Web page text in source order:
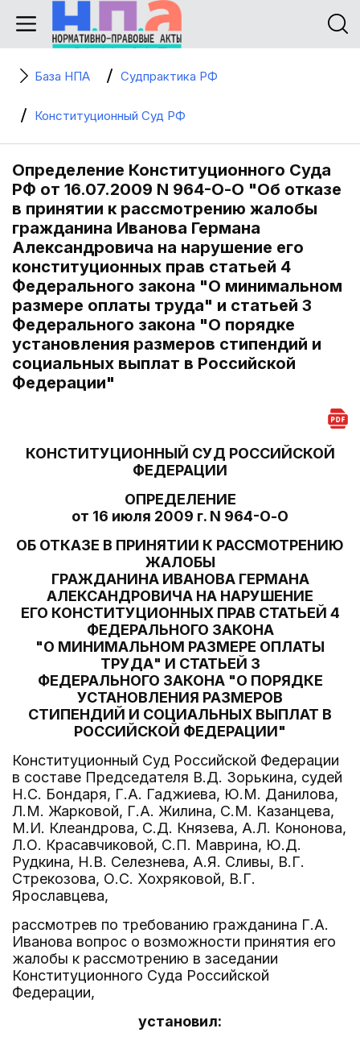
База НПА Судпрактика РФ
Конституционный Суд РФ
Определение Конституционного Суда
РФ от 16.07.2009 N 964-О-О "Об отказе
в принятии к рассмотрению жалобы
гражданина Иванова Германа
Александровича на нарушение его
конституционных прав статьей 4
Федерального закона "О минимальном
размере оплаты труда" и статьей 3
Федерального закона "О порядке
установления размеров стипендий и
социальных выплат в Российской
Федерации"
КОНСТИТУЦИОННЫЙ СУД РОССИЙСКОЙ
ФЕДЕРАЦИИ
ОПРЕДЕЛЕНИЕ
от 16 июля 2009 г. N 964-О-О
ОБ ОТКАЗЕ В ПРИНЯТИИ К РАССМОТРЕНИЮ
ЖАЛОБЫ
ГРАЖДАНИНА ИВАНОВА ГЕРМАНА
АЛЕКСАНДРОВИЧА НА НАРУШЕНИЕ
ЕГО КОНСТИТУЦИОННЫХ ПРАВ СТАТЬЕЙ 4
ФЕДЕРАЛЬНОГО ЗАКОНА
"О МИНИМАЛЬНОМ РАЗМЕРЕ ОПЛАТЫ
ТРУДА" И СТАТЬЕЙ 3
ФЕДЕРАЛЬНОГО ЗАКОНА "О ПОРЯДКЕ
УСТАНОВЛЕНИЯ РАЗМЕРОВ
СТИПЕНДИЙ И СОЦИАЛЬНЫХ ВЫПЛАТ В
РОССИЙСКОЙ ФЕДЕРАЦИИ"
Конституционный Суд Российской Федерации
в составе Председателя В.Д. Зорькина, судей
Н.С. Бондаря, Г.А. Гаджиева, Ю.М. Данилова,
Л.М. Жарковой, Г.А. Жилина, С.М. Казанцева,
М.И. Клеандрова, С.Д. Князева, А.Л. Кононова,
Л.О. Красавчиковой, С.П. Маврина, Ю.Д.
Рудкина, Н.В. Селезнева, А.Я. Сливы, В.Г.
Стрекозова, О.С. Хохряковой, В.Г.
Ярославцева,
рассмотрев по требованию гражданина Г.А.
Иванова вопрос о возможности принятия его
жалобы к рассмотрению в заседании
Конституционного Суда Российской
Федерации,
установил: